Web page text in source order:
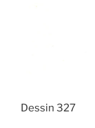
Dessin 327